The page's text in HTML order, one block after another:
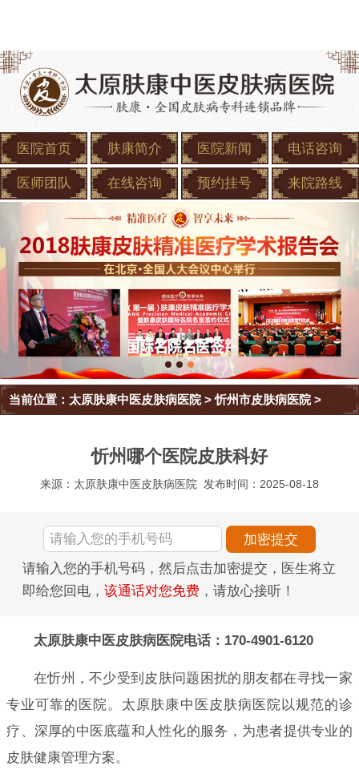
医院首页 肤康简介 医院新闻 电话咨询
医师团队 在线咨询 预约挂号 来院路线
当前位置： 太原肤康中医皮肤病医院>忻州市皮肤病医院>
忻州哪个医院皮肤科好
来源：太原肤康中医皮肤病医院 发布时间：2025-08-18
请输入您的手机号码，然后点击加密提交，医生将立
即给您回电， 该通话对您免费 ，请放心接听！
太原肤康中医皮肤病医院电话：170-4901-6120
在忻州，不少受到皮肤问题困扰的朋友都在寻找一家
专业可靠的医院。太原肤康中医皮肤病医院以规范的诊
疗、深厚的中医底蕴和人性化的服务，为患者提供专业的
皮肤健康管理方案。